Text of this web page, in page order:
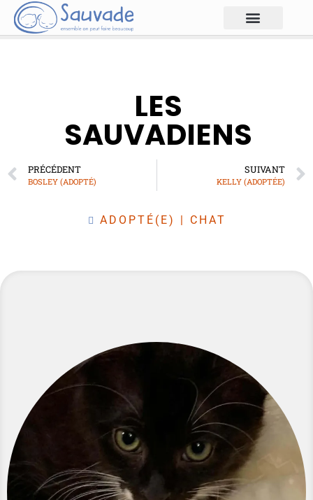
LES
SAUVADIENS
PRÉCÉDENT
BOSLEY (ADOPTÉ)
SUIVANT
KELLY (ADOPTÉE)
ADOPTÉ(E) | CHAT